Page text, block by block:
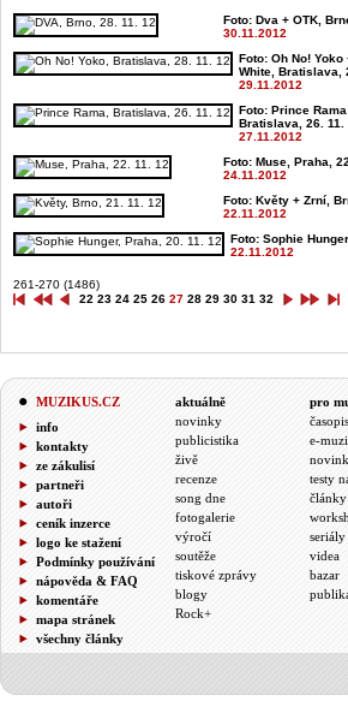
Foto: Dva + OTK,
30.11.2012
Foto: Oh No!
White, Bratislava,
29.11.2012
Foto: Prince
Bratislava, 26. 11.
27.11.2012
Foto: Muse, Praha,
24.11.2012
Foto: Květy + Zrní,
22.11.2012
Foto: Sophie
22.11.2012
261-270 (1486)
22 23 24 25 26 27 28 29 30 31 32
MUZIKUS.CZ
info
kontakty
ze zákulisí
partneři
autoři
ceník inzerce
logo ke stažení
Podmínky používání
nápověda & FAQ
komentáře
mapa stránek
všechny články
aktuálně
novinky
publicistika
živě
recenze
song dne
fotogalerie
výročí
soutěže
tiskové zprávy
blogy
Rock+
pro
e-
testy
články
seriály
videa
bazar